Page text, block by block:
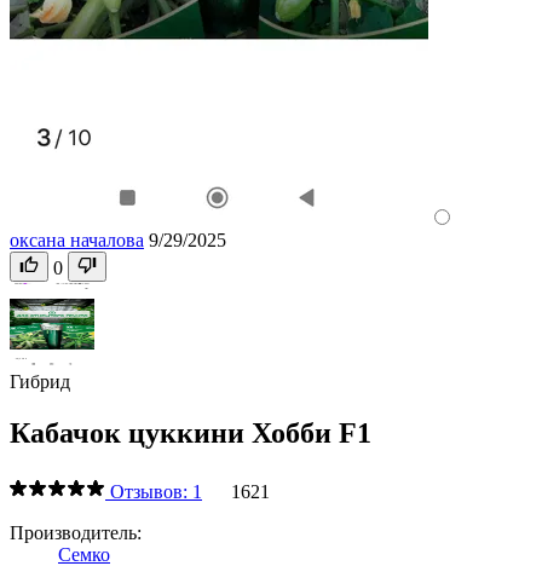
оксана началова 9/29/2025
0
Гибрид
Кабачок цуккини Хобби F1
Отзывов: 1
1621
Производитель:
Семко